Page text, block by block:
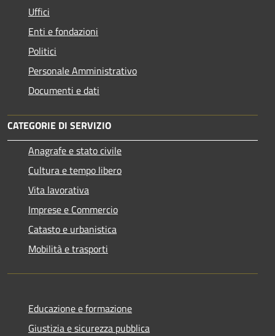
Uffici
Enti e fondazioni
Politici
Personale Amministrativo
Documenti e dati
CATEGORIE DI SERVIZIO
Anagrafe e stato civile
Cultura e tempo libero
Vita lavorativa
Imprese e Commercio
Catasto e urbanistica
Mobilità e trasporti
Educazione e formazione
Giustizia e sicurezza pubblica